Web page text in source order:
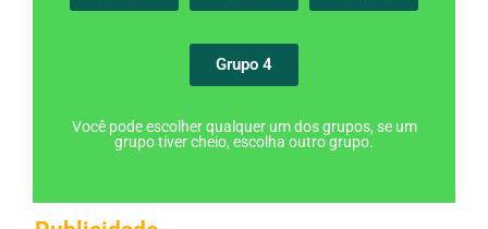
Grupo 4
Você pode escolher qualquer um dos grupos, se um
grupo tiver cheio, escolha outro grupo.